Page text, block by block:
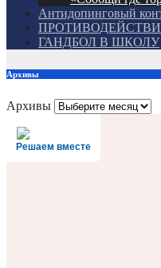
Антидопинговый
ГАНДБОЛ В ШКОЛУ
Архивы
Архивы
Решаем вместе